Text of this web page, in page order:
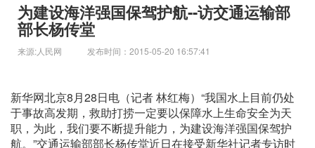
为建设海洋强国保驾护航--访交通运输部
部长杨传堂
来源:人民网 发布时间：2015-05-20 16:57:41
新华网北京8月28日电（记者 林红梅）“我国水上目前仍处
于事故高发期，救助打捞一定要以保障水上生命安全为天
职，为此，我们要不断提升能力，为建设海洋强国保驾护
航。”交通运输部部长杨传堂近日在接受新华社记者专访时